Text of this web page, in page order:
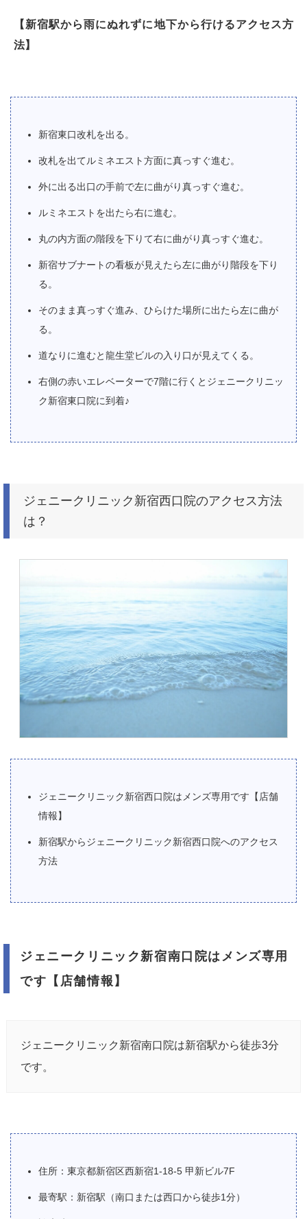
【新宿駅から雨にぬれずに地下から行けるアクセス方
法】
新宿東口改札を出る。
改札を出てルミネエスト方面に真っすぐ進む。
外に出る出口の手前で左に曲がり真っすぐ進む。
ルミネエストを出たら右に進む。
丸の内方面の階段を下りて右に曲がり真っすぐ進む。
新宿サブナートの看板が見えたら左に曲がり階段を下り
る。
そのまま真っすぐ進み、ひらけた場所に出たら左に曲が
る。
道なりに進むと龍生堂ビルの入り口が見えてくる。
右側の赤いエレベーターで7階に行くとジェニークリニッ
ク新宿東口院に到着♪
ジェニークリニック新宿西口院のアクセス方法
は？
ジェニークリニック新宿西口院はメンズ専用です【店舗
情報】
新宿駅からジェニークリニック新宿西口院へのアクセス
方法
ジェニークリニック新宿南口院はメンズ専用
です【店舗情報】
ジェニークリニック新宿南口院は新宿駅から徒歩3分
です。
住所：東京都新宿区西新宿1-18-5 甲新ビル7F
最寄駅：新宿駅（南口または西口から徒歩1分）